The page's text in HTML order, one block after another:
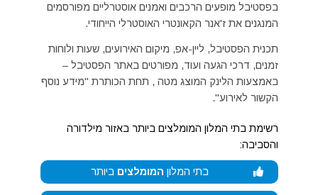
בפסטיבל מופעים הרכבים ואמנים אוסטרליים מפורסמים
המנגנים את ז'אנר הקאונטרי האוסטרלי הייחודי.
תכנית הפסטיבל, ליין-אפ, מיקום האירועים, שעות ולוחות
זמנים, דרכי הגעה ועוד, מפורטים באתר הפסטיבל –
באמצעות הלינק המוצג מטה , תחת הכותרת "מידע נוסף
הקשור לאירוע".
רשימת בתי המלון המומלצים ביותר באזור מילדורה
והסביבה:
בתי המלון המומלצים ביותר